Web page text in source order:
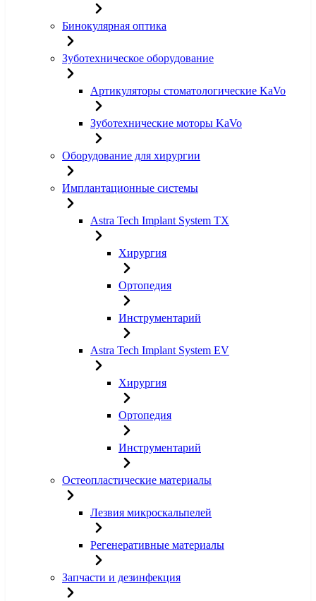
Бинокулярная оптика
Зуботехническое оборудование
Артикуляторы стоматологические KaVo
Зуботехнические моторы KaVo
Оборудование для хирургии
Имплантационные системы
Astra Tech Implant System TX
Хирургия
Ортопедия
Инструментарий
Astra Tech Implant System EV
Хирургия
Ортопедия
Инструментарий
Остеопластические материалы
Лезвия микроскальпелей
Регенеративные материалы
Запчасти и дезинфекция